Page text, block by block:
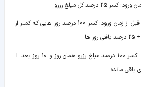
: کسر 25 درصد کل مبلغ رزرو
:
کسر 100 درصد روز هایی که کمتر از
:
کسر 100 درصد مبلغ رزرو همان روز و 10 روز بعد +